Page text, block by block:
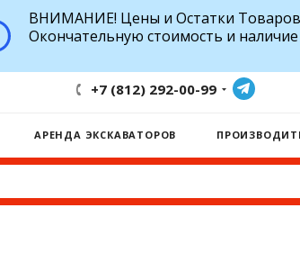
ВНИМАНИЕ! Цены и Остатки Товаров
Окончательную стоимость и
+7 (812) 292-00-99
АРЕНДА ЭКСКАВАТОРОВ